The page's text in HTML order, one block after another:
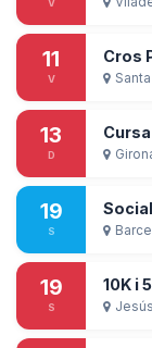
11
V
Cros
13
D
19
S
19
S
10K i
Jesús